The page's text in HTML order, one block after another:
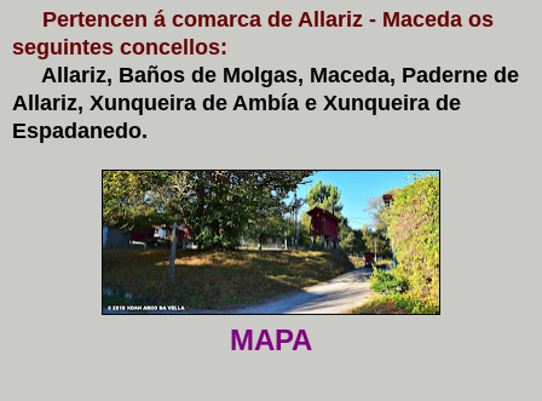
Pertencen á comarca de Allariz - Maceda os
seguintes concellos:
Allariz, Baños de Molgas, Maceda, Paderne de
Allariz, Xunqueira de Ambía e Xunqueira de
Espadanedo.
MAPA